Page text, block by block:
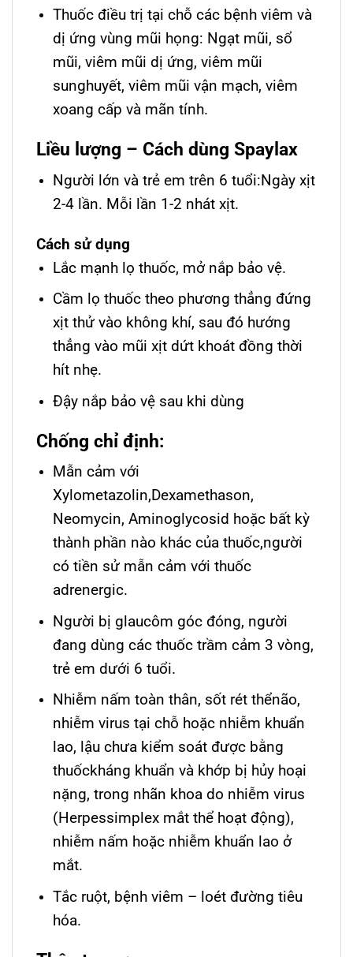
Thuốc điều trị tại chỗ các bệnh viêm và
dị ứng vùng mũi họng: Ngạt mũi, sổ
mũi, viêm mũi dị ứng, viêm mũi
sunghuyết, viêm mũi vận mạch, viêm
xoang cấp và mãn tính.
Liều lượng – Cách dùng Spaylax
Người lớn và trẻ em trên 6 tuổi:Ngày xịt
2-4 lần. Mỗi lần 1-2 nhát xịt.
Cách sử dụng
Lắc mạnh lọ thuốc, mở nắp bảo vệ.
Cầm lọ thuốc theo phương thẳng đứng
xịt thử vào không khí, sau đó hướng
thẳng vào mũi xịt dứt khoát đồng thời
hít nhẹ.
Đậy nắp bảo vệ sau khi dùng
Chống chỉ định:
Mẫn cảm với
Xylometazolin,Dexamethason,
Neomycin, Aminoglycosid hoặc bất kỳ
thành phần nào khác của thuốc,người
có tiền sử mẫn cảm với thuốc
adrenergic.
Người bị glaucôm góc đóng, người
đang dùng các thuốc trầm cảm 3 vòng,
trẻ em dưới 6 tuổi.
Nhiễm nấm toàn thân, sốt rét thểnão,
nhiễm virus tại chỗ hoặc nhiễm khuẩn
lao, lậu chưa kiểm soát được bằng
thuốckháng khuẩn và khớp bị hủy hoại
nặng, trong nhãn khoa do nhiễm virus
(Herpessimplex mắt thể hoạt động),
nhiễm nấm hoặc nhiễm khuẩn lao ở
mắt.
Tắc ruột, bệnh viêm – loét đường tiêu
hóa.